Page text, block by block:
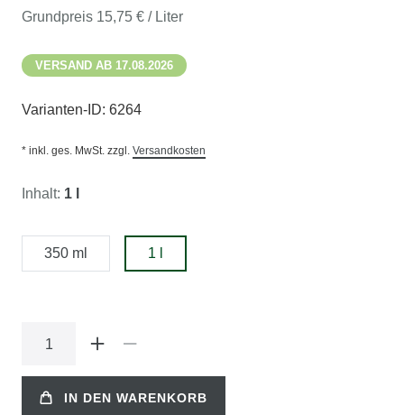
Grundpreis 15,75 € / Liter
VERSAND AB 17.08.2026
Varianten-ID: 6264
* inkl. ges. MwSt. zzgl. Versandkosten
Inhalt: 1 l
350 ml 1 l
IN DEN WARENKORB